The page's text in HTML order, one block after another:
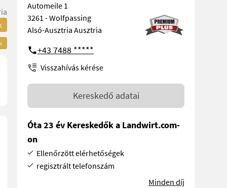
Automeile 1
3261 - Wolfpassing
Alsó-Ausztria Ausztria
+43 7488 *****
Visszahívás kérése
Kereskedő adatai
Óta 23 év Kereskedők a Landwirt.com-
on
Ellenőrzött elérhetőségek
regisztrált telefonszám
Minden díj